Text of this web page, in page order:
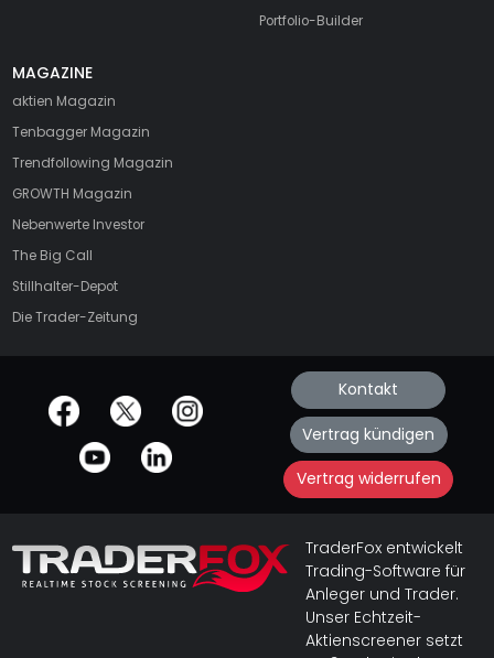
Portfolio-Builder
MAGAZINE
aktien Magazin
Tenbagger Magazin
Trendfollowing Magazin
GROWTH Magazin
Nebenwerte Investor
The Big Call
Stillhalter-Depot
Die Trader-Zeitung
offizielle Social Media-Accounts Kontakt
Vertrag kündigen
Vertrag widerrufen
TraderFox entwickelt
Trading-Software für
Anleger und Trader.
Unser Echtzeit-
Aktienscreener setzt